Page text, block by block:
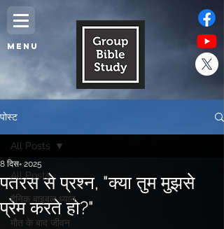
MENU
पोस्ट
All Posts
दैनिक बाइबल ध्यान,
मौत के बाद जीवन
All Posts
पतरस से प्रश्न, "क्या तुम मुझसे
प्रेम करते हो?"
8 दिस॰ 2025